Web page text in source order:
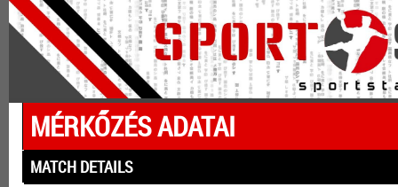
MÉRKŐZÉS ADATAI
MATCH DETAILS